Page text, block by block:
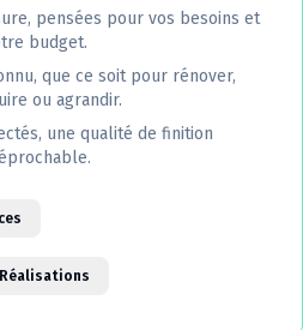
pensées pour vos besoins et
budget.
que ce soit pour rénover,
ou agrandir.
une qualité de finition